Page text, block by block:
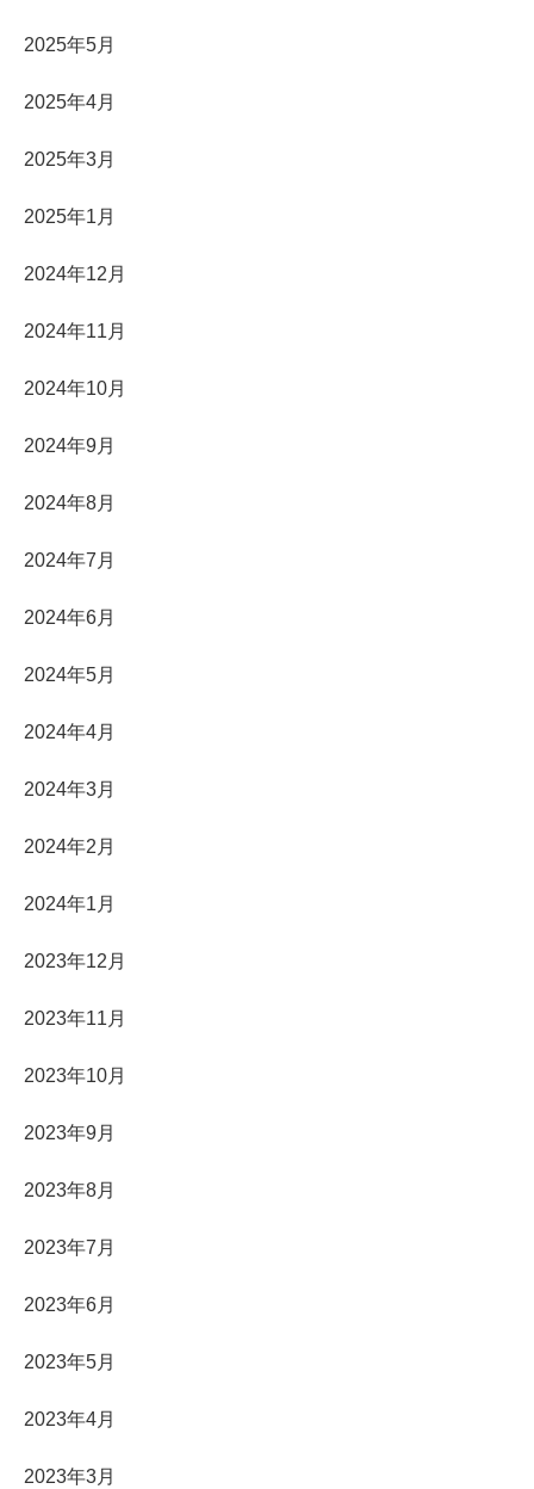
2025年5月
2025年4月
2025年3月
2025年1月
2024年12月
2024年11月
2024年10月
2024年9月
2024年8月
2024年7月
2024年6月
2024年5月
2024年4月
2024年3月
2024年2月
2024年1月
2023年12月
2023年11月
2023年10月
2023年9月
2023年8月
2023年7月
2023年6月
2023年5月
2023年4月
2023年3月